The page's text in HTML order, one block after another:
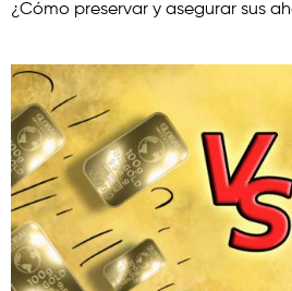
¿Cómo preservar y asegurar sus